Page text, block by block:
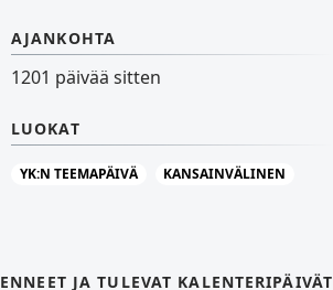
AJANKOHTA
1201 päivää sitten
LUOKAT
YK:N TEEMAPÄIVÄ KANSAINVÄLINEN
JA TULEVAT KALENTERIPÄIVÄT